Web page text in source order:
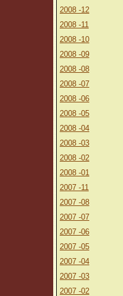
2008 -12
2008 -11
2008 -10
2008 -09
2008 -08
2008 -07
2008 -06
2008 -05
2008 -04
2008 -03
2008 -02
2008 -01
2007 -11
2007 -08
2007 -07
2007 -06
2007 -05
2007 -04
2007 -03
2007 -02